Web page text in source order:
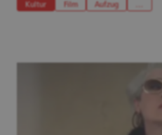
Kultur Film Aufzug